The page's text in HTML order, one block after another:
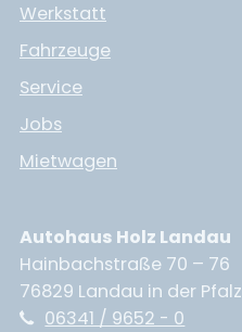
Werkstatt
Fahrzeuge
Service
Jobs
Mietwagen
Autohaus Holz Landau
Hainbachstraße 70 – 76
76829 Landau in der Pfalz
06341 / 9652 - 0